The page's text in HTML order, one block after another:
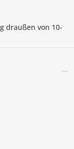
draußen von 10-